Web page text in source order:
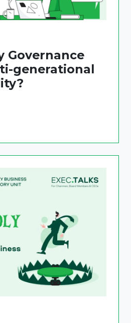
Governance
generational